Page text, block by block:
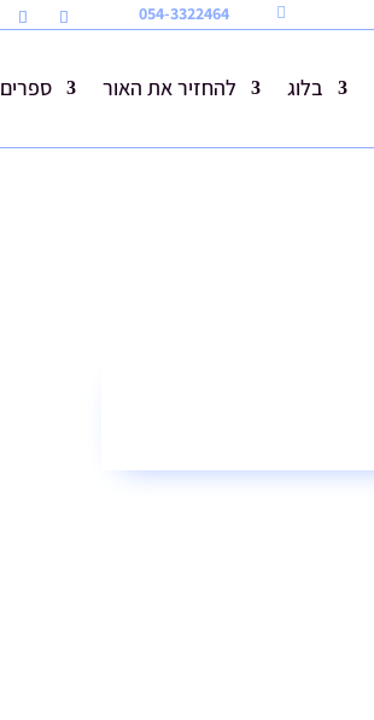

054-3322464
בלוג להחזיר את האור ספרים